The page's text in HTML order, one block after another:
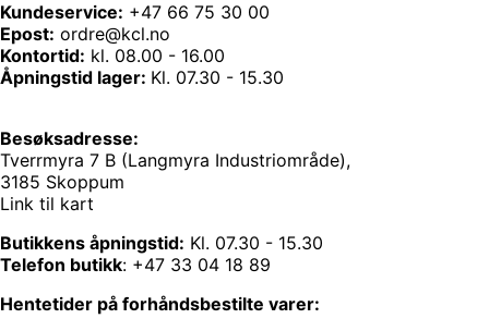
Kundeservice: +47 66 75 30 00
Epost: ordre@kcl.no
Kontortid: kl. 08.00 - 16.00
Åpningstid lager: Kl. 07.30 - 15.30
Besøksadresse:
Tverrmyra 7 B (Langmyra Industriområde),
3185 Skoppum
Link til kart
Butikkens åpningstid: Kl. 07.30 - 15.30
Telefon butikk: +47 33 04 18 89
Hentetider på forhåndsbestilte varer: